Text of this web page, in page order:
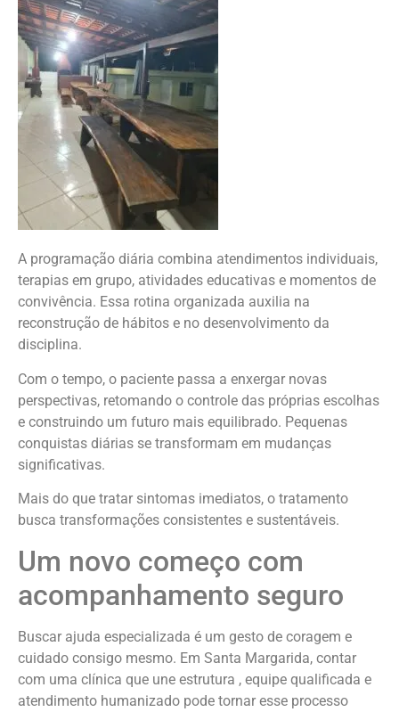
A programação diária combina atendimentos individuais,
terapias em grupo, atividades educativas e momentos de
convivência. Essa rotina organizada auxilia na
reconstrução de hábitos e no desenvolvimento da
disciplina.
Com o tempo, o paciente passa a enxergar novas
perspectivas, retomando o controle das próprias escolhas
e construindo um futuro mais equilibrado. Pequenas
conquistas diárias se transformam em mudanças
significativas.
Mais do que tratar sintomas imediatos, o tratamento
busca transformações consistentes e sustentáveis.
Um novo começo com
acompanhamento seguro
Buscar ajuda especializada é um gesto de coragem e
cuidado consigo mesmo. Em Santa Margarida, contar
com uma clínica que une estrutura , equipe qualificada e
atendimento humanizado pode tornar esse processo